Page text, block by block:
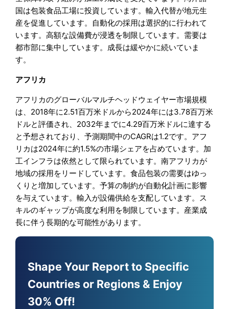
国は包装食品工場に投資しています。輸入代替が地元生
産を促進しています。自動化の採用は選択的に行われて
います。高額な設備費が浸透を制限しています。需要は
都市部に集中しています。成長は緩やかに続いていま
す。
アフリカ
アフリカのグローバルマルチヘッドウェイヤー市場規模
は、2018年に2.51百万米ドルから2024年には3.78百万米
ドルと評価され、2032年までに4.29百万米ドルに達する
と予想されており、予測期間中のCAGRは1.2です。アフ
リカは2024年に約1.5%の市場シェアを占めています。加
工インフラは依然として限られています。南アフリカが
地域の採用をリードしています。食品包装の需要はゆっ
くりと増加しています。予算の制約が自動化計画に影響
を与えています。輸入が設備供給を支配しています。ス
キルのギャップが高度な利用を制限しています。産業成
長に伴う長期的な可能性があります。
Shape Your Report to Specific
Countries or Regions & Enjoy
30% Off!